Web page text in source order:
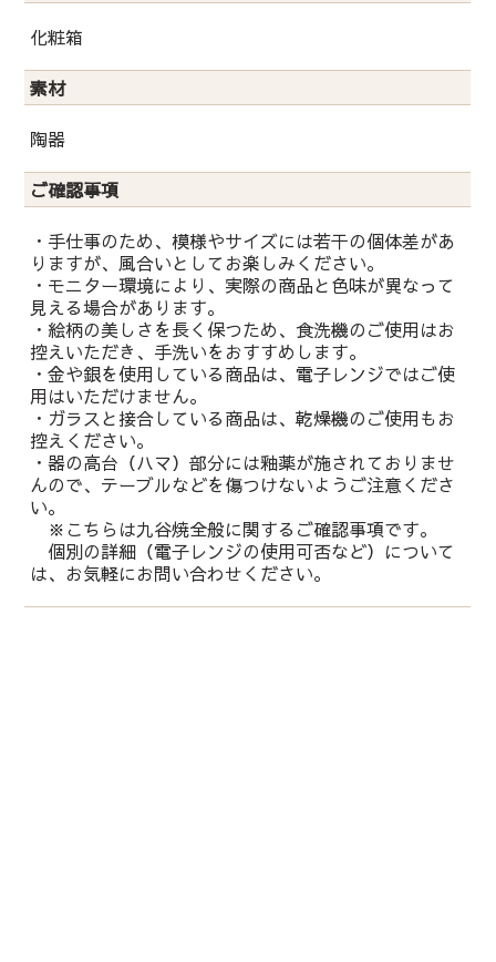
化粧箱
素材
陶器
ご確認事項
・手仕事のため、模様やサイズには若干の個体差があ
りますが、風合いとしてお楽しみください。
・モニター環境により、実際の商品と色味が異なって
見える場合があります。
・絵柄の美しさを長く保つため、食洗機のご使用はお
控えいただき、手洗いをおすすめします。
・金や銀を使用している商品は、電子レンジではご使
用はいただけません。
・ガラスと接合している商品は、乾燥機のご使用もお
控えください。
・器の高台（ハマ）部分には釉薬が施されておりませ
んので、テーブルなどを傷つけないようご注意くださ
い。
※こちらは九谷焼全般に関するご確認事項です。
個別の詳細（電子レンジの使用可否など）について
は、お気軽にお問い合わせください。